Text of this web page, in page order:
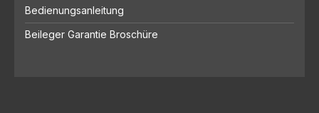
Bedienungsanleitung
Beileger Garantie Broschüre